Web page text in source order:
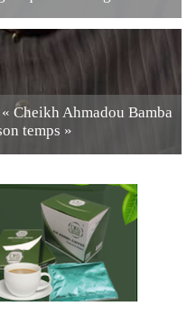
Cheikh Ahmadou Bamba
temps »